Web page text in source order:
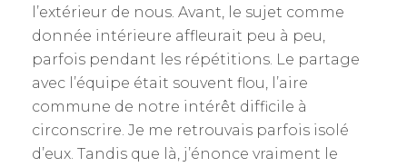
l’extérieur de nous. Avant, le sujet comme
donnée intérieure affleurait peu à peu,
parfois pendant les répétitions. Le partage
avec l’équipe était souvent flou, l’aire
commune de notre intérêt difficile à
circonscrire. Je me retrouvais parfois isolé
d’eux. Tandis que là, j’énonce vraiment le